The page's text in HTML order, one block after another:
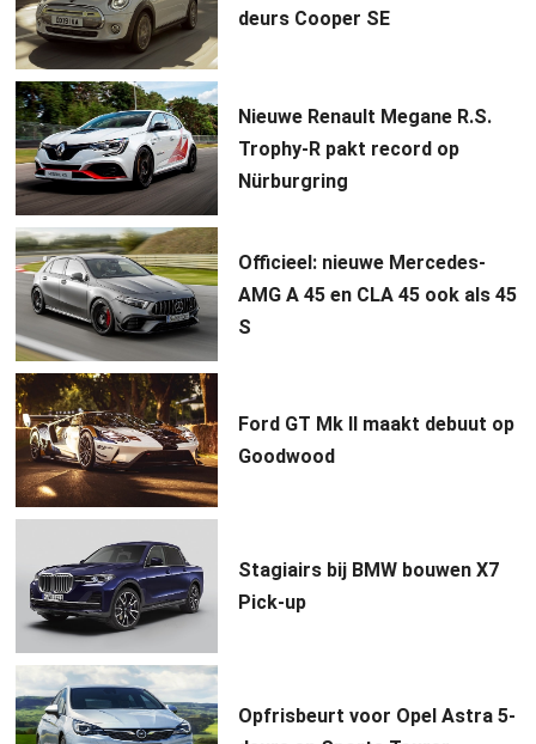
deurs Cooper SE
Nieuwe Renault Megane R.S.
Trophy-R pakt record op
Nürburgring
Officieel: nieuwe Mercedes-
AMG A 45 en CLA 45 ook als 45
S
Ford GT Mk II maakt debuut op
Goodwood
Stagiairs bij BMW bouwen X7
Pick-up
Opfrisbeurt voor Opel Astra 5-